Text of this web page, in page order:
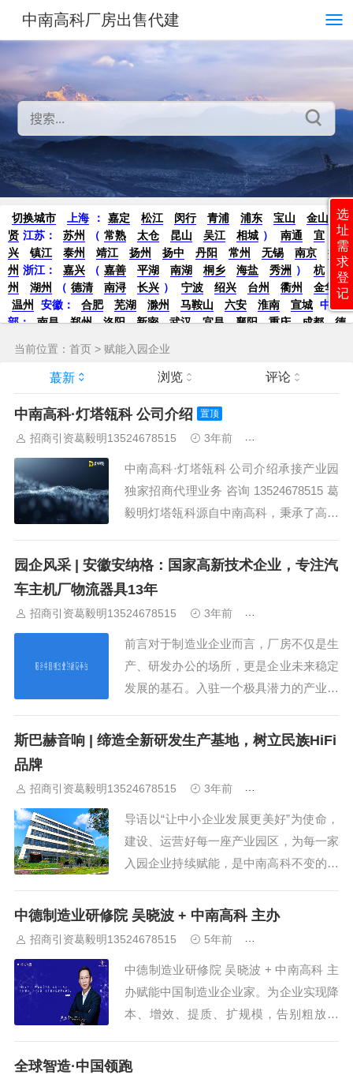
中南高科厂房出售代建
切换城市 上海 ： 嘉定 松江 闵行 青浦 浦东 宝山 金山
奉
贤 江苏： 苏州 （ 常熟 太仓 昆山 吴江 相城 ） 南通
宜
兴
镇江 泰州 靖江 扬州 扬中 丹阳 常州 无锡 南京
徐
州 浙江： 嘉兴 （ 嘉善 平湖 南湖 桐乡 海盐 秀洲 ）
杭
州
湖州 （ 德清 南浔 长兴 ） 宁波 绍兴 台州 衢州
金华
温州
安徽： 合肥 芜湖 滁州 马鞍山 六安 淮南 宣城 中
部： 南昌 郑州 洛阳 新密 武汉 宜昌 襄阳 重庆 成都
德
安
香河 大厂 永清 三河 霸州
沈阳 济南 绵阳 石家庄 唐山 潍坊
威海
烟台 青岛 珠三角： 广州 东莞 江门 惠州 肇庆
中
山
佛山 清远 福建： 福州 漳州 泉州
西亚
新加坡 墨西哥 荷兰 美国 地产商： 灯塔瓴科
华夏幸福
联东U谷 万洋 均和 平谦迈高 咨询热线： 400-0123-
021
当前位置： 首页 > 赋能入园企业
蕞新 浏览 评论
中南高科·灯塔瓴科 公司介绍 置顶
招商引资葛毅明13524678515 3年前
中南高科·灯塔瓴科 公司介绍承接产业园
独家招商代理业务 咨询 13524678515 葛
毅明灯塔瓴科源自中南高科，秉承了高科
守护产业强国之路。在过去 7 年的发展历
程中，我们积累了丰富的产业园招商服务
经验，也形成了中南高科蕞引以为傲的竞
争力之一，而灯塔瓴科，将把...
园企风采 | 安徽安纳格：国家高新技术企业，专注汽
车主机厂物流器具13年
招商引资葛毅明13524678515 3年前
前言对于制造业企业而言，厂房不仅是生
产、研发办公的场所，更是企业未来稳定
发展的基石。入驻一个极具潜力的产业园
率等方面都能得到显著提升。择址于国家
捷交通以及优质服务吸引众多制造业企业
入驻，于此开...
斯巴赫音响 | 缔造全新研发生产基地，树立民族HiFi
品牌
招商引资葛毅明13524678515 3年前
导语以“让中小企业发展更美好”为使命，
建设、运营好每一座产业园区，为每一家
入园企业持续赋能，是中南高科不变的初
实景图为助力园区企业品牌宣传，让更多
长历程、企业文化、企业产品等进行系列
企业风采展...
中德制造业研修院 吴晓波 + 中南高科 主办
招商引资葛毅明13524678515 5年前
中德制造业研修院 吴晓波 + 中南高科 主
办赋能中国制造业企业家。为企业实现降
本、增效、提质、扩规模，告别粗放经
业家们的“化学反应”平台。中南高科切切
全球智造·中国领跑
选
址
需
求
登
记